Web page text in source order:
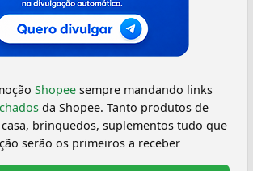
Shopee sempre mandando links
da Shopee. Tanto produtos de
brinquedos, suplementos tudo que
serão os primeiros a receber